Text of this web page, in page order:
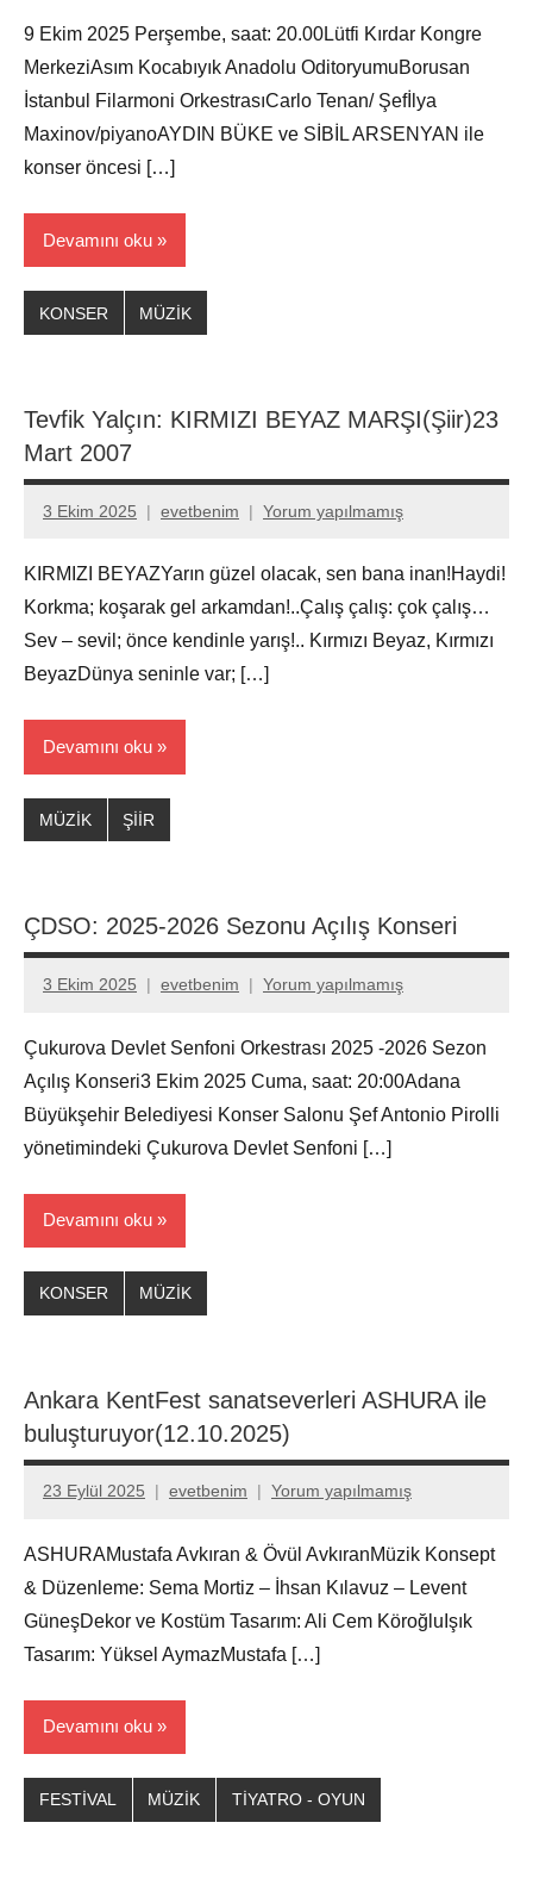
9 Ekim 2025 Perşembe, saat: 20.00Lütfi Kırdar Kongre
MerkeziAsım Kocabıyık Anadolu OditoryumuBorusan
İstanbul Filarmoni OrkestrasıCarlo Tenan/ Şefİlya
Maxinov/piyanoAYDIN BÜKE ve SİBİL ARSENYAN ile
konser öncesi […]
Devamını oku
KONSER MÜZİK
Tevfik Yalçın: KIRMIZI BEYAZ MARŞI(Şiir)23
Mart 2007
3 Ekim 2025 evetbenim Yorum yapılmamış
KIRMIZI BEYAZYarın güzel olacak, sen bana inan!Haydi!
Korkma; koşarak gel arkamdan!..Çalış çalış: çok çalış…
Sev – sevil; önce kendinle yarış!.. Kırmızı Beyaz, Kırmızı
BeyazDünya seninle var; […]
Devamını oku
MÜZİK ŞİİR
ÇDSO: 2025-2026 Sezonu Açılış Konseri
3 Ekim 2025 evetbenim Yorum yapılmamış
Çukurova Devlet Senfoni Orkestrası 2025 -2026 Sezon
Açılış Konseri3 Ekim 2025 Cuma, saat: 20:00Adana
Büyükşehir Belediyesi Konser Salonu Şef Antonio Pirolli
yönetimindeki Çukurova Devlet Senfoni […]
Devamını oku
KONSER MÜZİK
Ankara KentFest sanatseverleri ASHURA ile
buluşturuyor(12.10.2025)
23 Eylül 2025 evetbenim Yorum yapılmamış
ASHURAMustafa Avkıran & Övül AvkıranMüzik Konsept
& Düzenleme: Sema Mortiz – İhsan Kılavuz – Levent
GüneşDekor ve Kostüm Tasarım: Ali Cem KöroğluIşık
Tasarım: Yüksel AymazMustafa […]
Devamını oku
FESTİVAL MÜZİK TİYATRO - OYUN